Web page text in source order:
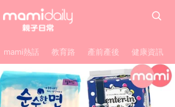
mami熱話 教育路 產前產後 健康資訊